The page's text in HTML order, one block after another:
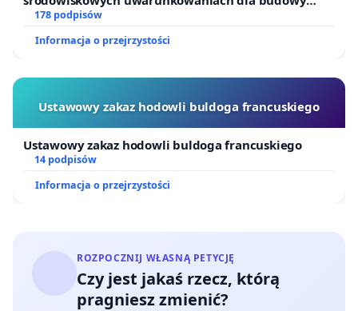
zakładu wytwarzania biometanu „Krynki” w
Puszczy Knyszyńskiej
178 podpisów
Informacja o przejrzystości
Ustawowy zakaz hodowli buldoga francuskiego
Ustawowy zakaz hodowli buldoga francuskiego
14 podpisów
Informacja o przejrzystości
ROZPOCZNIJ WŁASNĄ PETYCJĘ
Czy jest jakaś rzecz, którą
pragniesz zmienić?